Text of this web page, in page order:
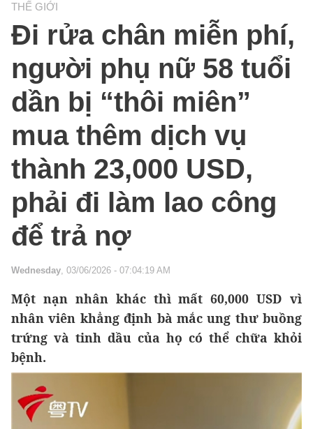
THẾ GIỚI
Đi rửa chân miễn phí,
người phụ nữ 58 tuổi
dần bị “thôi miên”
mua thêm dịch vụ
thành 23,000 USD,
phải đi làm lao công
để trả nợ
Wednesday, 03/06/2026 - 07:04:19 AM
Một nạn nhân khác thì mất 60,000 USD vì
nhân viên khẳng định bà mắc ung thư buồng
trứng và tinh dầu của họ có thể chữa khỏi
bệnh.